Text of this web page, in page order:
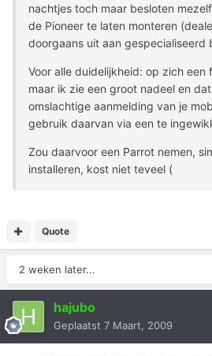
nachtjes toch maar besloten
de Pioneer te laten monteren
doorgaans uit aan gespecialiseerd
Voor alle duidelijkheid: op zich een
maar ik zie een groot nadeel en
omslachtige aanmelding van je
gebruik daarvan via een te
Zou daarvoor een Parrot nemen,
installeren, kost niet teveel (
Quote
2 weken later...
hajubo
Geplaatst 7 Maart, 2009